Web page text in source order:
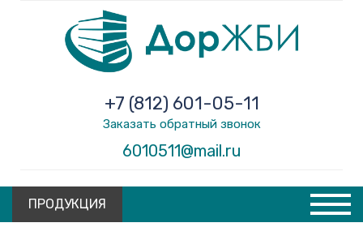
6010511@mail.ru
+7 (812) 601-05-11
Заказать обратный звонок
ПРОДУКЦИЯ